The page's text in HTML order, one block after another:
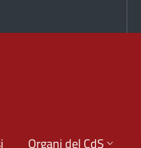
Organi del CdS